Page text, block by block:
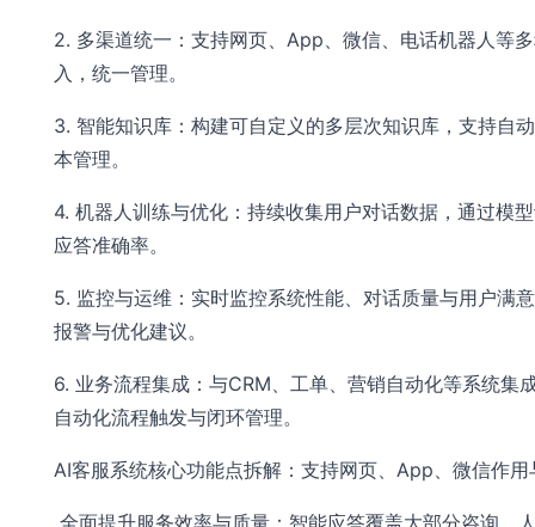
2. 多渠道统一：支持网页、App、微信、电话机器人等
入，统一管理。
3. 智能知识库：构建可自定义的多层次知识库，支持自
本管理。
4. 机器人训练与优化：持续收集用户对话数据，通过模
应答准确率。
5. 监控与运维：实时监控系统性能、对话质量与用户满
报警与优化建议。
6. 业务流程集成：与CRM、工单、营销自动化等系统集
自动化流程触发与闭环管理。
AI客服系统核心功能点拆解：支持网页、App、微信作用
全面提升服务效率与质量：智能应答覆盖大部分咨询，